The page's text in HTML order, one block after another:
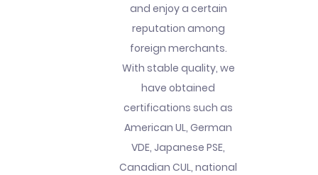
and enjoy a certain
reputation among
foreign merchants.
With stable quality, we
have obtained
certifications such as
American UL, German
VDE, Japanese PSE,
Canadian CUL, national